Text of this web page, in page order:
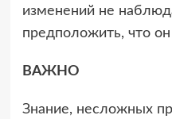
изменений не
предположить, что
ВАЖНО
Знание, несложных